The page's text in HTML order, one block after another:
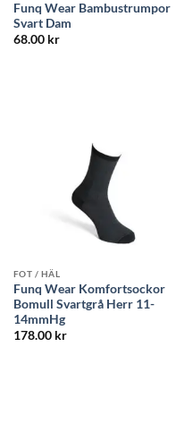
Funq Wear Bambustrumpor
Svart Dam
68.00 kr
FOT / HÄL
Funq Wear Komfortsockor
Bomull Svartgrå Herr 11-
14mmHg
178.00 kr